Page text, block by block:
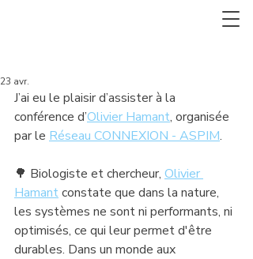
23 avr.
J’ai eu le plaisir d’assister à la
conférence d’Olivier Hamant, organisée
par le Réseau CONNEXION - ASPIM.
🌳 Biologiste et chercheur, Olivier
Hamant constate que dans la nature,
les systèmes ne sont ni performants, ni
optimisés, ce qui leur permet d'être
durables. Dans un monde aux